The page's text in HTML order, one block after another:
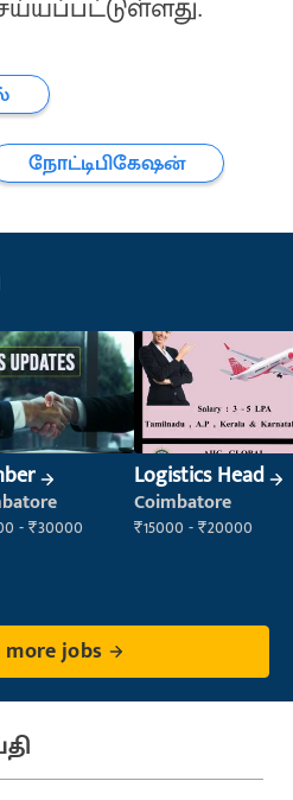
நோட்டிபிகேஷன்
- ₹30000
Logistics Head
Coimbatore
₹15000 - ₹20000
more jobs